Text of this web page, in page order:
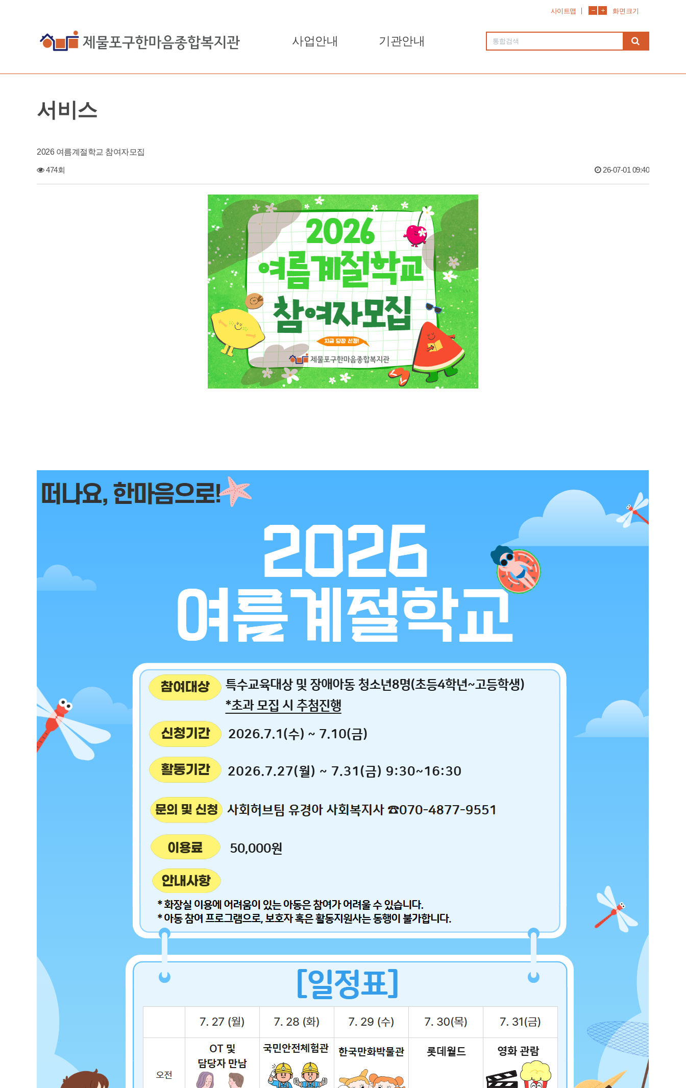
사이트맵 화면크기
사업안내 기관안내
서비스
2026 여름계절학교 참여자모집
474회 26-07-01 09:40